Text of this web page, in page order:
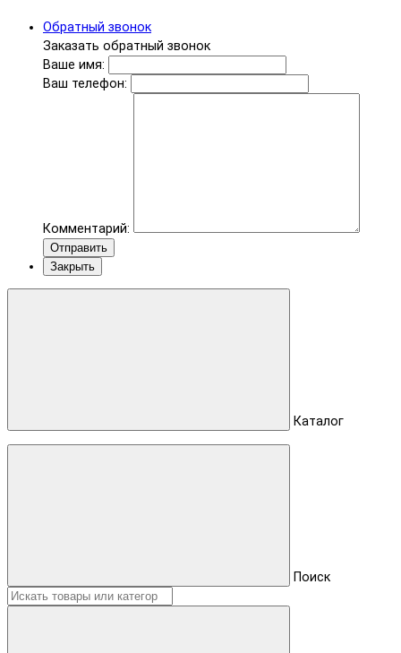
Обратный звонок
Заказать обратный звонок
Ваше имя:
Ваш телефон:
Комментарий:
Отправить
Закрыть
Каталог
Поиск